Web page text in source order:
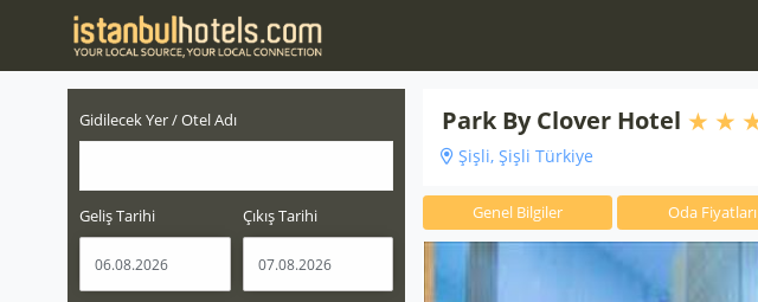
Gidilecek Yer / Otel Adı
Geliş Tarihi Çıkış Tarihi
Park By Clover Hotel
Şişli, Şişli Türkiye
Genel Bilgiler Oda Fiyatları